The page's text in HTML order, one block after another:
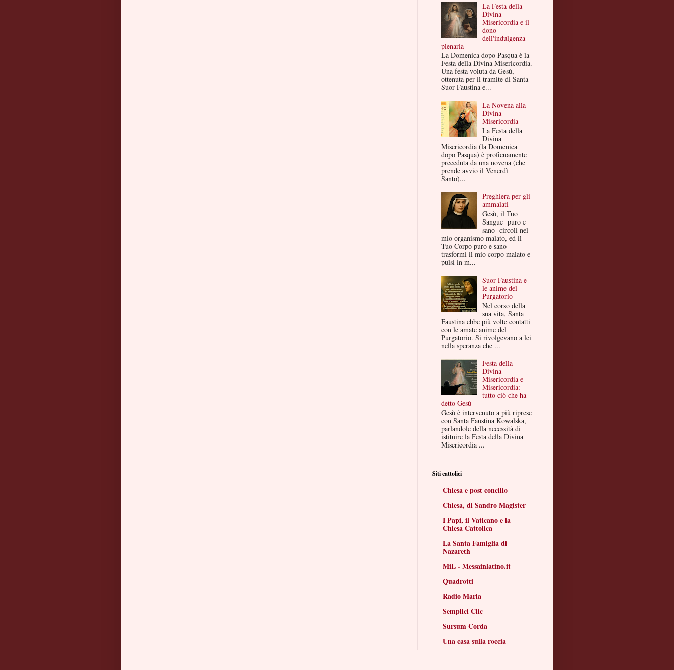
La Festa della
Divina
Misericordia e il
dono
dell'indulgenza
plenaria
La Domenica dopo Pasqua è la
Festa della Divina Misericordia.
Una festa voluta da Gesù,
ottenuta per il tramite di Santa
Suor Faustina e...
La Novena alla
Divina
Misericordia
La Festa della
Divina
Misericordia (la Domenica
dopo Pasqua) è proficuamente
preceduta da una novena (che
prende avvio il Venerdì
Santo)...
Preghiera per gli
ammalati
Gesù, il Tuo
Sangue puro e
sano circoli nel
mio organismo malato, ed il
Tuo Corpo puro e sano
trasformi il mio corpo malato e
pulsi in m...
Suor Faustina e
le anime del
Purgatorio
Nel corso della
sua vita, Santa
Faustina ebbe più volte contatti
con le amate anime del
Purgatorio. Si rivolgevano a lei
nella speranza che ...
Festa della
Divina
Misericordia e
Misericordia:
tutto ciò che ha
detto Gesù
Gesù è intervenuto a più riprese
con Santa Faustina Kowalska,
parlandole della necessità di
istituire la Festa della Divina
Misericordia ...
Siti cattolici
Chiesa e post concilio
Chiesa, di Sandro Magister
I Papi, il Vaticano e la
Chiesa Cattolica
La Santa Famiglia di
Nazareth
MiL - Messainlatino.it
Quadrotti
Radio Maria
Semplici Clic
Sursum Corda
Una casa sulla roccia